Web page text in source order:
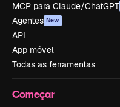
MCP para Claude/ChatGPT
Agentes New
API
App móvel
Todas as ferramentas
Começar